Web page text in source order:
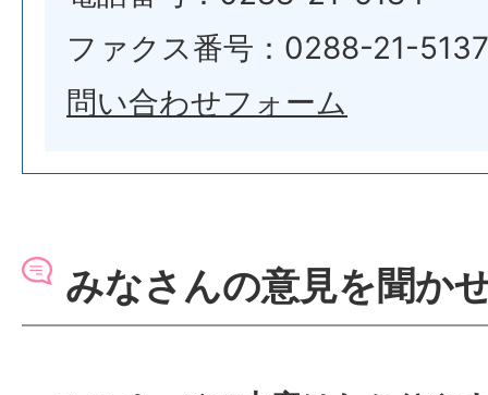
ファクス番号：0288-21-5137
問い合わせフォーム
みなさんの意見を聞か